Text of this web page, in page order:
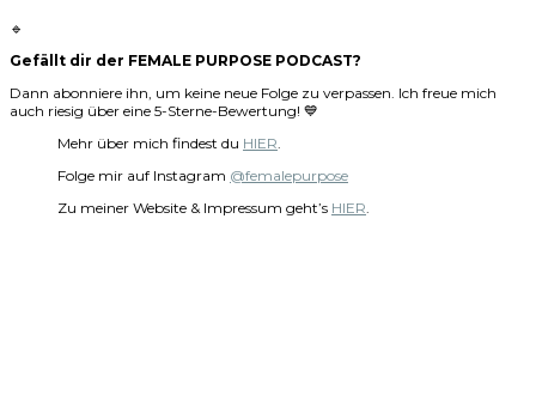
🔹
Gefällt dir der FEMALE PURPOSE PODCAST?
Dann abonniere ihn, um keine neue Folge zu verpassen. Ich freue mich
auch riesig über eine 5-Sterne-Bewertung! 💙
Mehr über mich findest du HIER
Folge mir auf Instagram @femalepurpose
Zu meiner Website & Impressum geht’s HIER